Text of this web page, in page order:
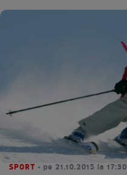
SPORT • pe 21.10.2015 la 17:30